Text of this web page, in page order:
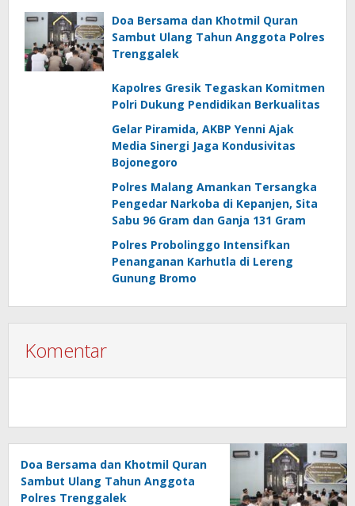
Doa Bersama dan Khotmil Quran
Sambut Ulang Tahun Anggota Polres
Trenggalek
Kapolres Gresik Tegaskan Komitmen
Polri Dukung Pendidikan Berkualitas
Gelar Piramida, AKBP Yenni Ajak
Media Sinergi Jaga Kondusivitas
Bojonegoro
Polres Malang Amankan Tersangka
Pengedar Narkoba di Kepanjen, Sita
Sabu 96 Gram dan Ganja 131 Gram
Polres Probolinggo Intensifkan
Penanganan Karhutla di Lereng
Gunung Bromo
Komentar
Doa Bersama dan Khotmil Quran
Sambut Ulang Tahun Anggota
Polres Trenggalek